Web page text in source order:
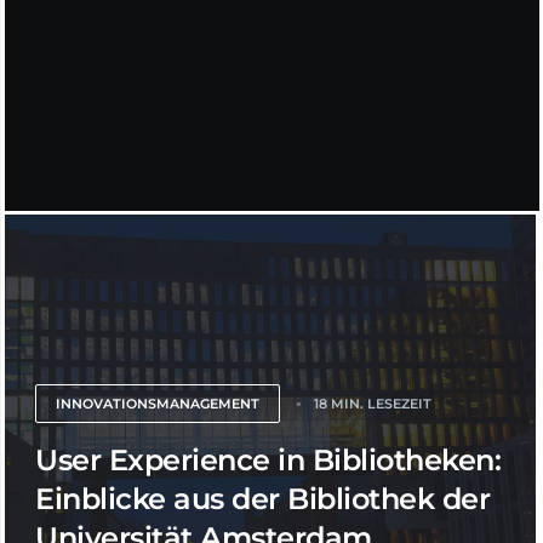
INNOVATIONSMANAGEMENT 18 MIN. LESEZEIT
User Experience in Bibliotheken:
Einblicke aus der Bibliothek der